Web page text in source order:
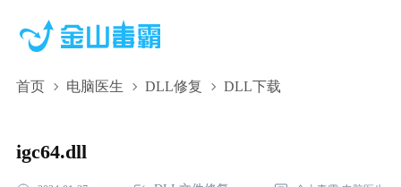
首页 电脑医生 DLL修复 DLL下载
igc64.dll,igc64.dll下载,igc64.dll修复
igc64.dll